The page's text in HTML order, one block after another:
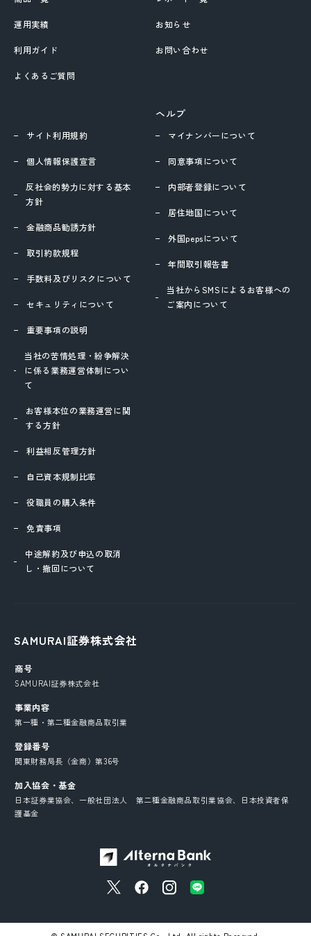
運用実績
利用ガイド
よくあるご質問
お知らせ
お問い合わせ
ヘルプ
マイナンバーについて
同意事項について
内部者登録について
居住地国について
外国pepsについて
年間取引報告書
当社からSMSによるお客様への
ご案内について
サイト利用規約
個人情報保護宣言
反社会的勢力に対する基本
方針
金融商品勧誘方針
取引約款規程
手数料及びリスクについて
セキュリティについて
重要事項の説明
当社の苦情処理・紛争解決
に係る業務運営体制につい
て
お客様本位の業務運営に関
する方針
利益相反管理方針
自己資本規制比率
役職員の購入条件
免責事項
中途解約及び申込の取消
し・撤回について
SAMURAI証券株式会社
商号
SAMURAI証券株式会社
事業内容
第一種・第二種金融商品取引業
登録番号
関東財務局長（金商）第36号
加入協会・基金
日本証券業協会、一般社団法人 第二種金融商品取引業協会、日本投資者保
護基金